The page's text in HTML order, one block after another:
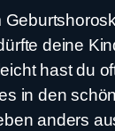
deine
hast du
in den
anders